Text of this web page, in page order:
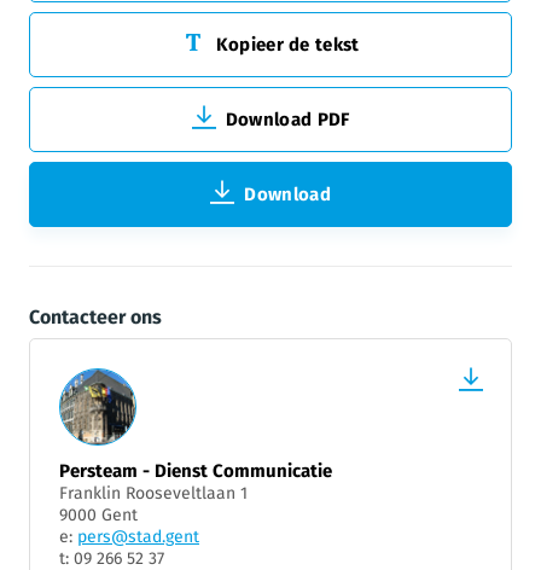
Kopieer de tekst
Download PDF
Download
Contacteer ons
Persteam - Dienst Communicatie
Franklin Rooseveltlaan 1
9000 Gent
e: pers@stad.gent
t: 09 266 52 37